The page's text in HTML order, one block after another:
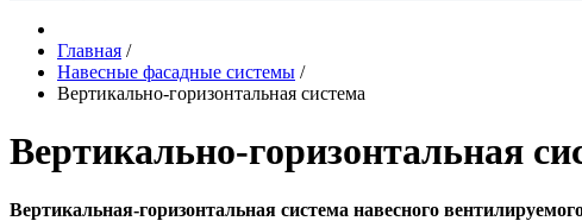
Главная /
Навесные фасадные системы /
Вертикально-горизонтальная система
Вертикально-горизонтальная
Вертикальная-горизонтальная система навесного